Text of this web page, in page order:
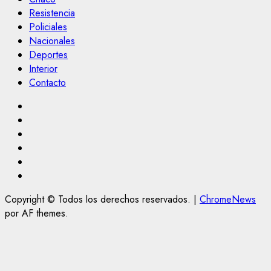
Resistencia
Policiales
Nacionales
Deportes
Interior
Contacto
Copyright © Todos los derechos reservados. | ChromeNews
por AF themes.